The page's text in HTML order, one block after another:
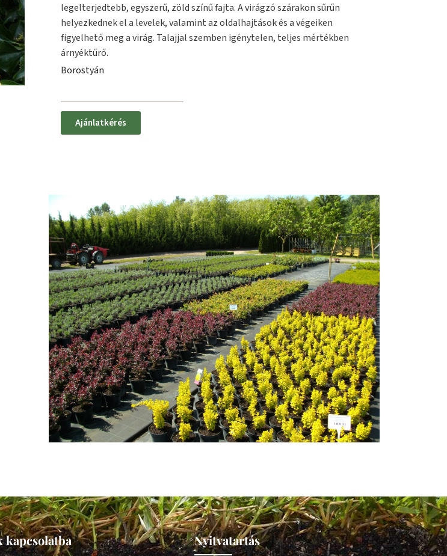
legelterjedtebb, egyszerű, zöld színű fajta. A virágzó szárakon sűrűn
helyezkednek el a levelek, valamint az oldalhajtások és a végeiken
figyelhető meg a virág. Talajjal szemben igénytelen, teljes mértékben
árnyéktűrő.
Borostyán
Ajánlatkérés
kapcsolatba Nyitvatartás